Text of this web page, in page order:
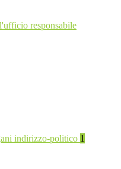
responsabile
indirizzo-politico 1